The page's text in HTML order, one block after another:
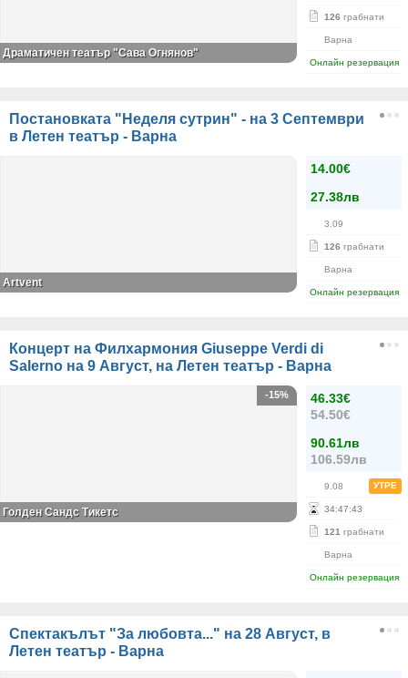
126 грабнати
Варна
Онлайн резервация
Драматичен театър "Сава Огнянов"
Постановката "Неделя сутрин" - на 3 Септември
в Летен театър - Варна
14.00€
27.38лв
3.09
126 грабнати
Варна
Онлайн резервация
Аrtvent
Концерт на Филхармония Giuseppe Verdi di
Salerno на 9 Август, на Летен театър - Варна
46.33€
54.50€
90.61лв
106.59лв
9.08 УТРЕ
34:47:43
121 грабнати
Варна
Онлайн резервация
-15%
Голден Сандс Тикетс
Спектакълът "За любовта..." на 28 Август, в
Летен театър - Варна